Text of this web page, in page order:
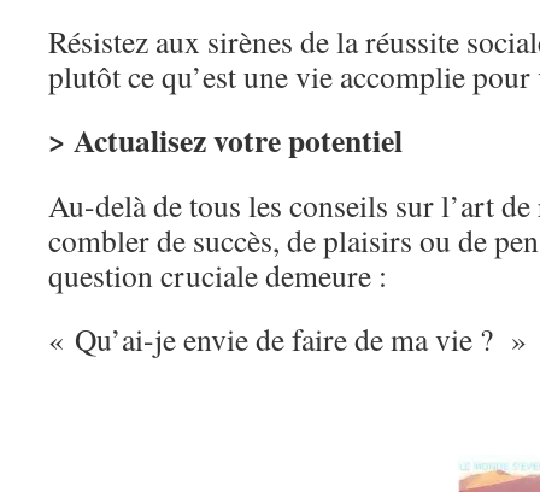
Résistez aux sirènes de la réussite
plutôt ce qu’est une vie accomplie pour
> Actualisez votre potentiel
Au-delà de tous les conseils sur l’art
combler de succès, de plaisirs ou de
question cruciale demeure :
« Qu’ai-je envie de faire de ma vie ? »